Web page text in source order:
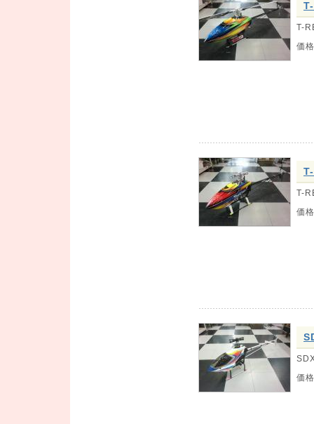
T-
価格
T-
価格
価格